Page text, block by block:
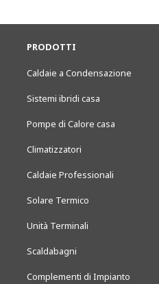
PRODOTTI
Caldaie a Condensazione
Sistemi ibridi casa
Pompe di Calore casa
Climatizzatori
Caldaie Professionali
Solare Termico
Unità Terminali
Scaldabagni
Complementi di Impianto